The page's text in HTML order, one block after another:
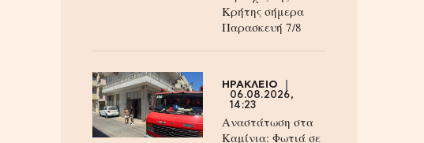
Κρήτης σήμερα
Παρασκευή 7/8
ΗΡΑΚΛΕΙΟ
06.08.2026,
14:23
Αναστάτωση στα
Καμίνια: Φωτιά σε